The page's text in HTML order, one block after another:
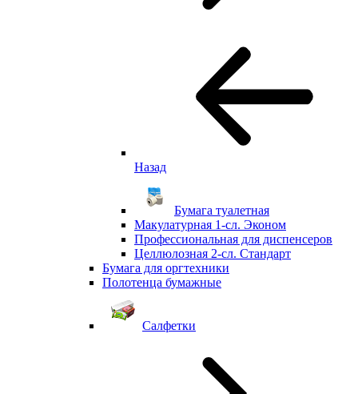
Назад
Бумага туалетная
Макулатурная 1-сл. Эконом
Профессиональная для диспенсеров
Целлюлозная 2-сл. Стандарт
Бумага для оргтехники
Полотенца бумажные
Салфетки